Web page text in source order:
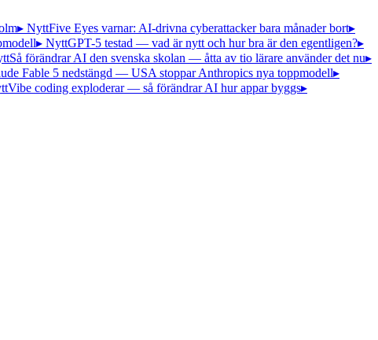
▸ NyttFive Eyes varnar: AI-drivna cyberattacker bara månader bort▸
▸ NyttGPT-5 testad — vad är nytt och hur bra är den egentligen?▸
Så förändrar AI den svenska skolan — åtta av tio lärare använder det nu▸
Fable 5 nedstängd — USA stoppar Anthropics nya toppmodell▸
Vibe coding exploderar — så förändrar AI hur appar byggs▸